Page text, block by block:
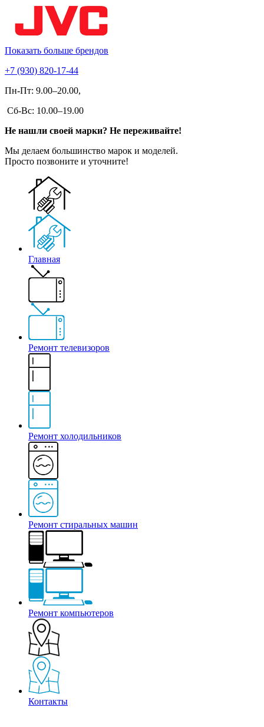
Показать больше брендов
+7 (930) 820-17-44
Пн-Пт: 9.00–20.00,
Сб-Вс: 10.00–19.00
Не нашли своей марки? Не переживайте!
Мы делаем большинство марок и моделей.
Просто позвоните и уточните!
Главная
Ремонт телевизоров
Ремонт холодильников
Ремонт стиральных машин
Ремонт компьютеров
Контакты